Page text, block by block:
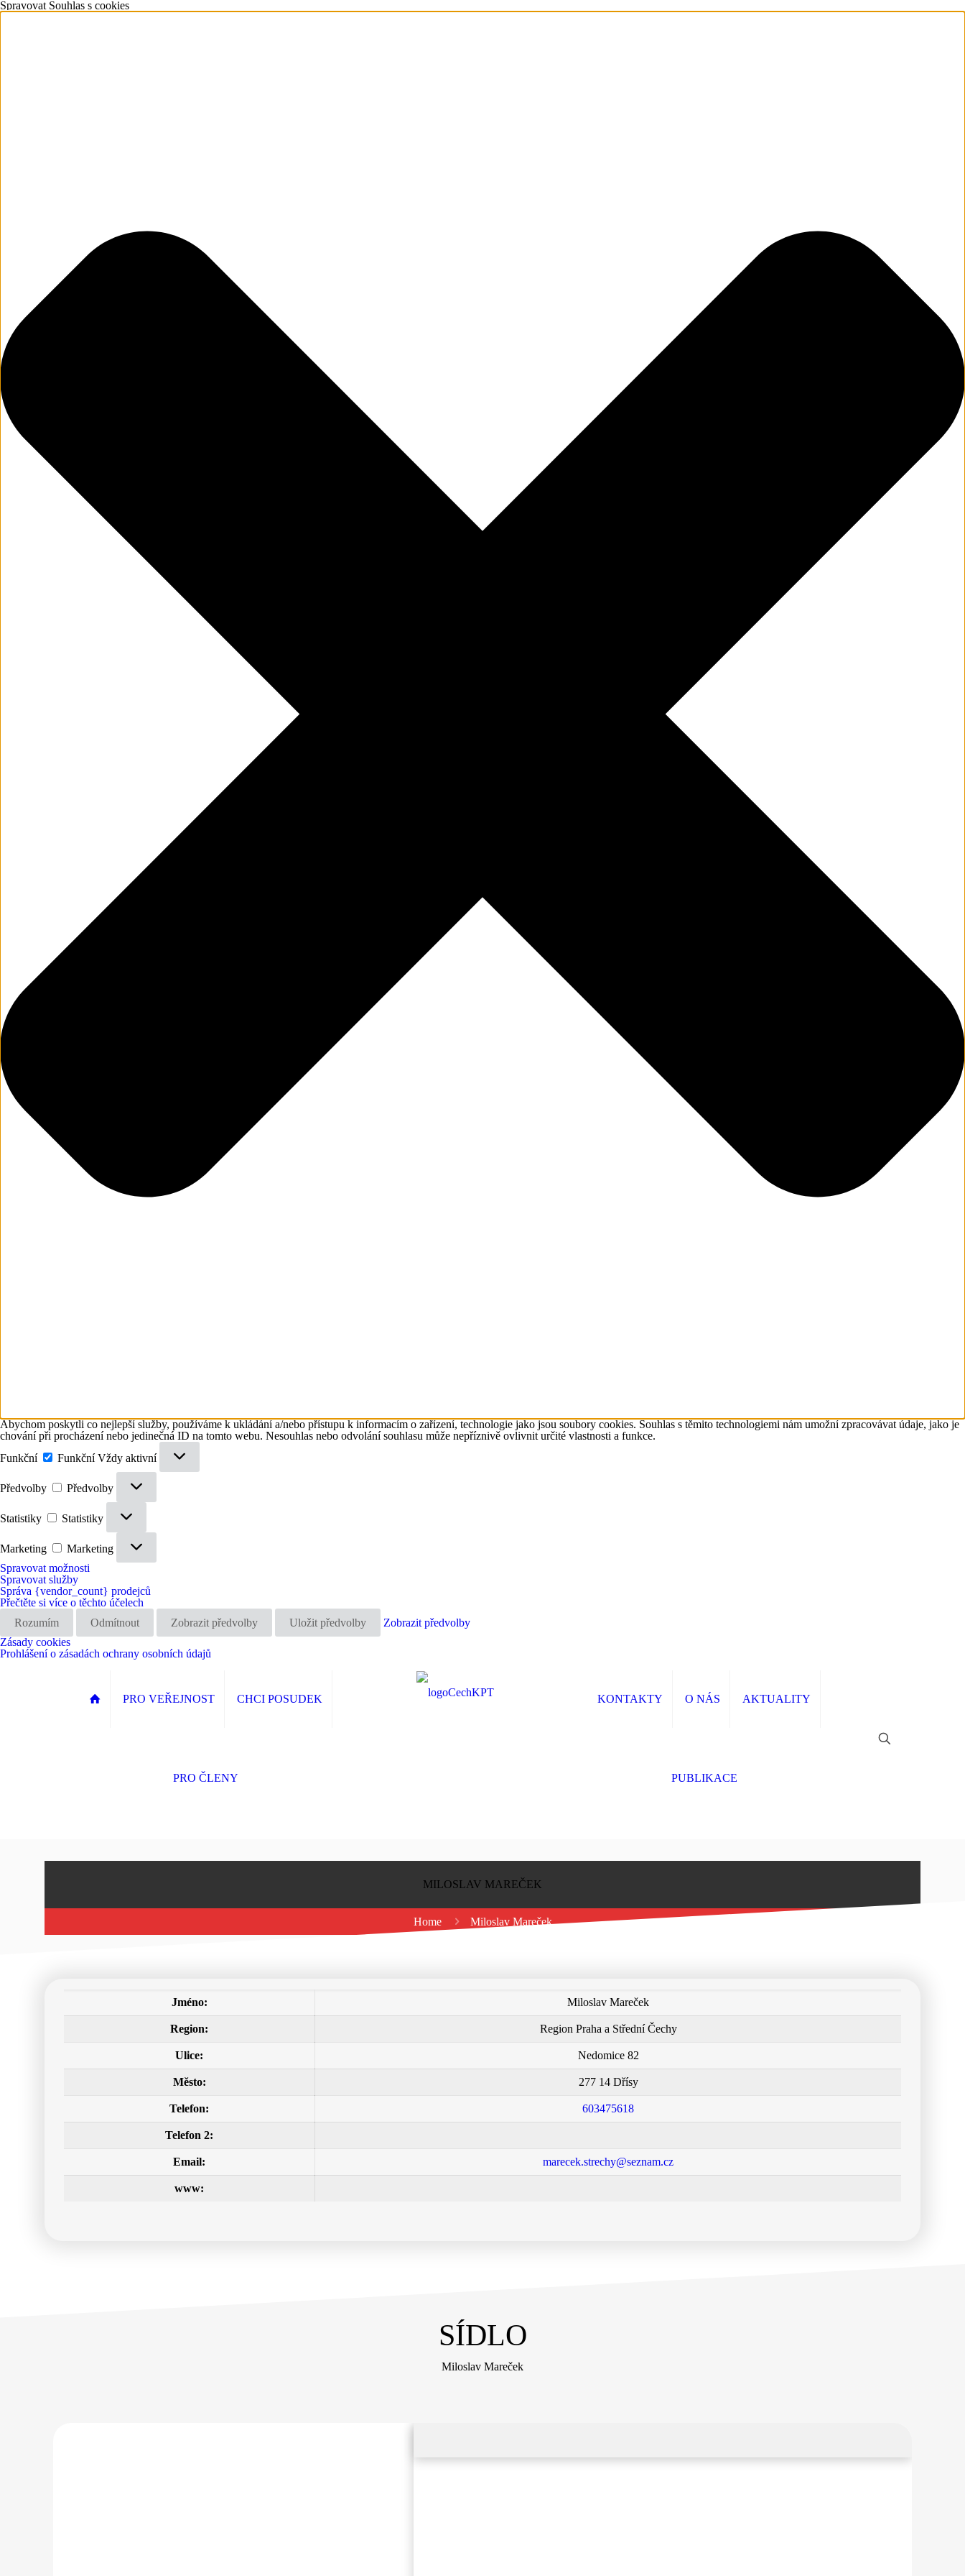
Spravovat Souhlas s cookies
Abychom poskytli co nejlepší služby, používáme k ukládání a/nebo přístupu k informacím o zařízení, technologie jako jsou soubory cookies. Souhlas s těmito technologiemi nám umožní zpracovávat údaje, jako je
chování při procházení nebo jedinečná ID na tomto webu. Nesouhlas nebo odvolání souhlasu může nepříznivě ovlivnit určité vlastnosti a funkce.
Funkční
Funkční Vždy aktivní
Předvolby Předvolby
Statistiky Statistiky
Marketing
Marketing
Spravovat možnosti
Spravovat služby
Správa {vendor_count} prodejců
Přečtěte si více o těchto účelech
Rozumím
Odmítnout Zobrazit předvolby Uložit předvolby
Zobrazit předvolby
Zásady cookies
Prohlášení o zásadách ochrany osobních údajů
PRO VEŘEJNOST CHCI POSUDEK
PRO ČLENY
KONTAKTY O NÁS AKTUALITY
PUBLIKACE
MILOSLAV MAREČEK
Home Miloslav Mareček
Jméno: Miloslav Mareček
Region: Region Praha a Střední Čechy
Ulice: Nedomice 82
Město: 277 14 Dřísy
Telefon: 603475618
Telefon 2:
Email: marecek.strechy@seznam.cz
www:
SÍDLO
Miloslav Mareček